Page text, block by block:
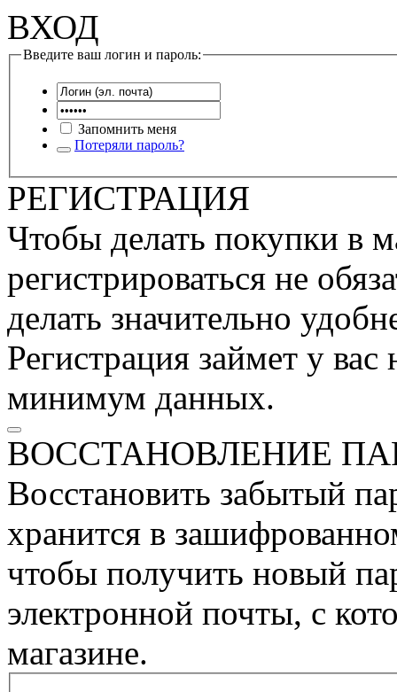
ВХОД
Введите ваш логин и пароль:
Запомнить меня
Потеряли пароль?
РЕГИСТРАЦИЯ
Чтобы делать покупки в
регистрироваться не
делать значительно
Регистрация займет у
минимум данных.
ВОССТАНОВЛЕНИЕ
Восстановить забытый
хранится в
чтобы получить новый
электронной почты, с
магазине.